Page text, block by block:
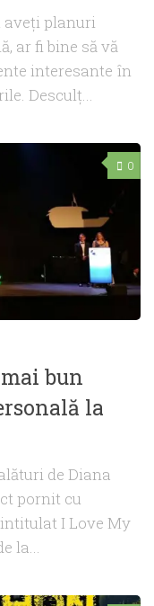
aveţi planuri
ar fi bine să vă
interesante în
Desculţ...
0
bun
la
de Diana
pornit cu
I Love My
la...